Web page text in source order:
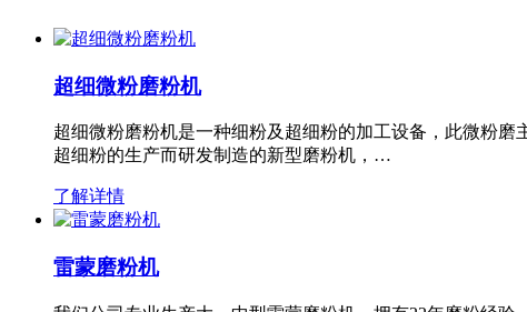
超细微粉磨粉机
超细微粉磨粉机是一种细粉及超细粉的加工设备，此微粉
超细粉的生产而研发制造的新型磨粉机，…
了解详情
雷蒙磨粉机